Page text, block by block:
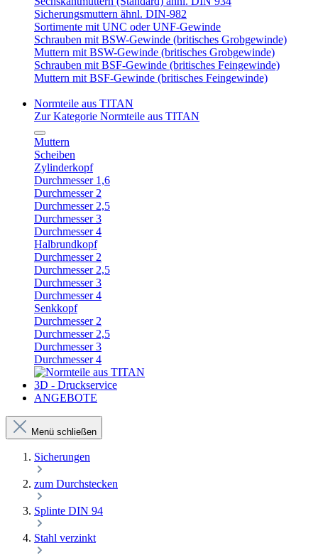
Sicherungsmuttern ähnl. DIN-982
Sortimente mit UNC oder UNF-Gewinde
Schrauben mit BSW-Gewinde (britisches Grobgewinde)
Muttern mit BSW-Gewinde (britisches Grobgewinde)
Schrauben mit BSF-Gewinde (britisches Feingewinde)
Muttern mit BSF-Gewinde (britisches Feingewinde)
Normteile aus TITAN
Zur Kategorie Normteile aus TITAN
Muttern
Scheiben
Zylinderkopf
Durchmesser 1,6
Durchmesser 2
Durchmesser 2,5
Durchmesser 3
Durchmesser 4
Halbrundkopf
Durchmesser 2
Durchmesser 2,5
Durchmesser 3
Durchmesser 4
Senkkopf
Durchmesser 2
Durchmesser 2,5
Durchmesser 3
Durchmesser 4
3D - Druckservice
ANGEBOTE
Menü schließen
Sicherungen
zum Durchstecken
Splinte DIN 94
Stahl verzinkt